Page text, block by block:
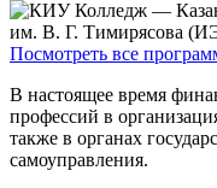
Посмотреть все
В настоящее время
профессий в
также в органах
самоуправления.